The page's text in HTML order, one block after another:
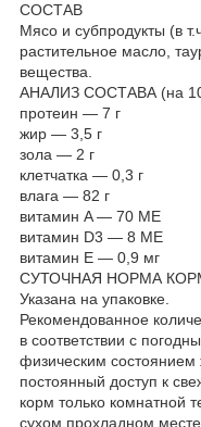
СОСТАВ
Мясо и субпродукты (в
растительное масло,
вещества.
АНАЛИЗ СОСТАВА (на
протеин — 7 г
жир — 3,5 г
зола — 2 г
клетчатка — 0,3 г
влага — 82 г
витамин A — 70 МЕ
витамин D3 — 8 МЕ
витамин E — 0,9 мг
СУТОЧНАЯ НОРМА
Указана на упаковке.
Рекомендованное
в соответствии с
физическим
постоянный доступ к
корм только комнатной
сухом прохладном